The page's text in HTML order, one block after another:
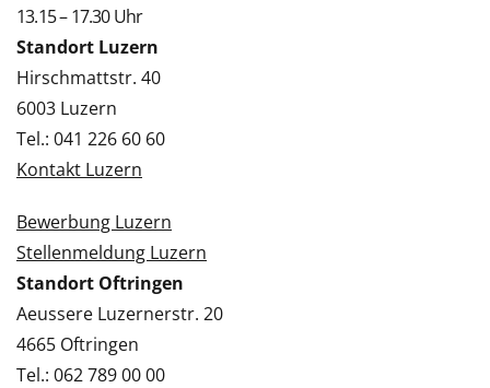
13.15 – 17.30 Uhr
Standort Luzern
Hirschmattstr. 40
6003 Luzern
Tel.: 041 226 60 60
Kontakt Luzern
Bewerbung Luzern
Stellenmeldung Luzern
Standort Oftringen
Aeussere Luzernerstr. 20
4665 Oftringen
Tel.: 062 789 00 00